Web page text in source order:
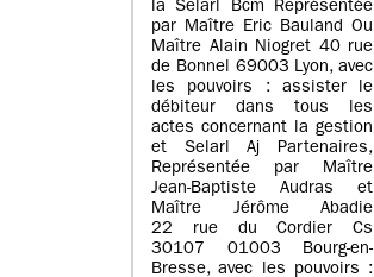
la Selarl Bcm Représentée
par Maître Eric Bauland Ou
Maître Alain Niogret 40 rue
de Bonnel 69003 Lyon, avec
les pouvoirs : assister le
débiteur dans tous les
actes concernant la gestion
et Selarl Aj Partenaires,
Représentée par Maître
Jean-Baptiste Audras et
Maître Jérôme Abadie
22 rue du Cordier Cs
30107 01003 Bourg-en-
Bresse, avec les pouvoirs :